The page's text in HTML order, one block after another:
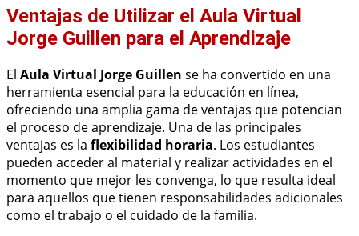
Ventajas de Utilizar el Aula Virtual
Jorge Guillen para el Aprendizaje
El Aula Virtual Jorge Guillen se ha convertido en una
herramienta esencial para la educación en línea,
ofreciendo una amplia gama de ventajas que potencian
el proceso de aprendizaje. Una de las principales
ventajas es la flexibilidad horaria. Los estudiantes
pueden acceder al material y realizar actividades en el
momento que mejor les convenga, lo que resulta ideal
para aquellos que tienen responsabilidades adicionales
como el trabajo o el cuidado de la familia.